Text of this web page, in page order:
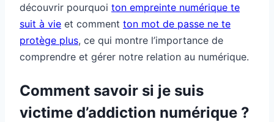
découvrir pourquoi ton empreinte numérique te
suit à vie et comment ton mot de passe ne te
protège plus, ce qui montre l’importance de
comprendre et gérer notre relation au numérique.
Comment savoir si je suis
victime d’addiction numérique ?